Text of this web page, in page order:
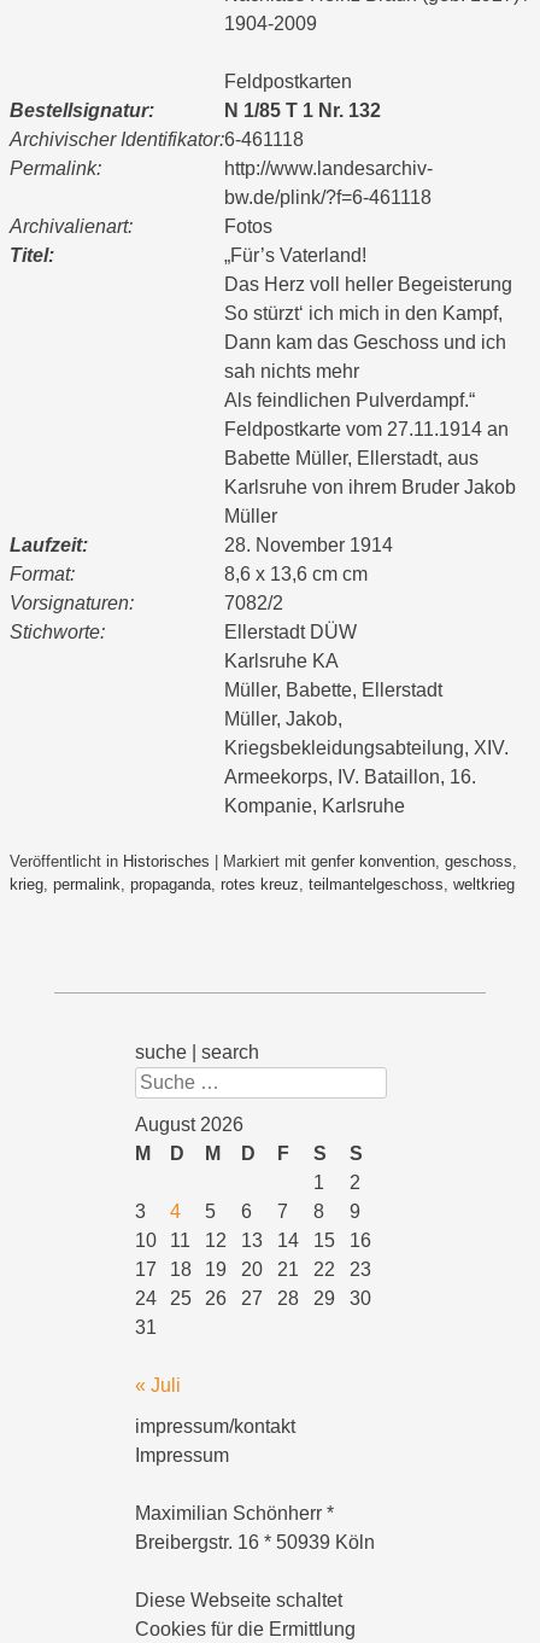
1904-2009
Feldpostkarten
Bestellsignatur:
N 1/85 T 1 Nr. 132
Archivischer Identifikator:6-461118
Permalink:
http://www.landesarchiv-
bw.de/plink/?f=6-461118
Archivalienart:
Fotos
Titel:
„Für’s Vaterland!
Das Herz voll heller Begeisterung
So stürzt‘ ich mich in den Kampf,
Dann kam das Geschoss und ich
sah nichts mehr
Als feindlichen Pulverdampf.“
Feldpostkarte vom 27.11.1914 an
Babette Müller, Ellerstadt, aus
Karlsruhe von ihrem Bruder Jakob
Müller
Laufzeit:
28. November 1914
Format:
8,6 x 13,6 cm cm
Vorsignaturen:
7082/2
Stichworte:
Ellerstadt DÜW
Karlsruhe KA
Müller, Babette, Ellerstadt
Müller, Jakob,
Kriegsbekleidungsabteilung, XIV.
Armeekorps, IV. Bataillon, 16.
Kompanie, Karlsruhe
Veröffentlicht in Historisches | Markiert mit genfer konvention geschoss
krieg permalink propaganda rotes kreuz teilmantelgeschoss weltkrieg
suche | search
Suchen
August 2026
M
D M D F S
S
1
2
3
4 5 6 7 8
9
10
11 12 13 14 15
16
17
18 19 20 21 22
23
24
25 26 27 28 29
30
31
« Juli
impressum/kontakt
Impressum
Maximilian Schönherr *
Breibergstr. 16 * 50939 Köln
Diese Webseite schaltet
Cookies für die Ermittlung